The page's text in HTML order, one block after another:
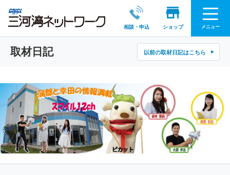
相談・申込 ショップ メニュー
取材日記 以前の取材日記はこちら